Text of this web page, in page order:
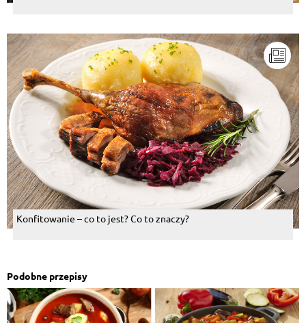
Konfitowanie – co to jest? Co to znaczy?
Podobne przepisy